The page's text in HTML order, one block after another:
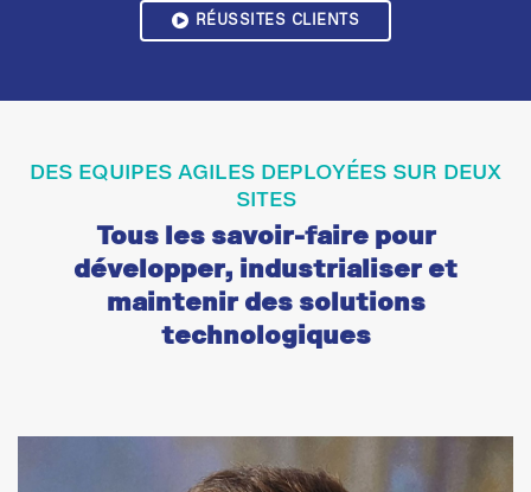
RÉUSSITES CLIENTS
DES EQUIPES AGILES DEPLOYÉES SUR DEUX
SITES
Tous les savoir-faire pour
développer, industrialiser et
maintenir des solutions
technologiques